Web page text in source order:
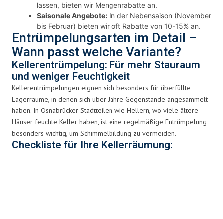
lassen, bieten wir Mengenrabatte an.
Saisonale Angebote: In der Nebensaison (November
bis Februar) bieten wir oft Rabatte von 10-15% an.
Entrümpelungsarten im Detail –
Wann passt welche Variante?
Kellerentrümpelung: Für mehr Stauraum
und weniger Feuchtigkeit
Kellerentrümpelungen eignen sich besonders für überfüllte
Lagerräume, in denen sich über Jahre Gegenstände angesammelt
haben. In Osnabrücker Stadtteilen wie Hellern, wo viele ältere
Häuser feuchte Keller haben, ist eine regelmäßige Entrümpelung
besonders wichtig, um Schimmelbildung zu vermeiden.
Checkliste für Ihre Kellerräumung: